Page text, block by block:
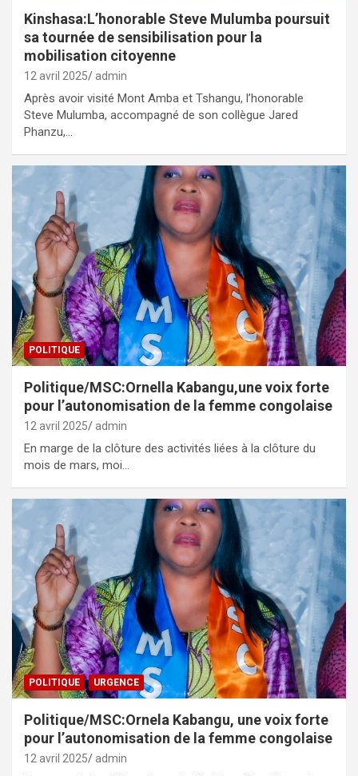
Kinshasa:L’honorable Steve Mulumba poursuit
sa tournée de sensibilisation pour la
mobilisation citoyenne
12 avril 2025 admin
Après avoir visité Mont Amba et Tshangu, l’honorable
Steve Mulumba, accompagné de son collègue Jared
Phanzu,…
POLITIQUE
Politique/MSC:Ornella Kabangu,une voix forte
pour l’autonomisation de la femme congolaise
12 avril 2025 admin
En marge de la clôture des activités liées à la clôture du
mois de mars, moi…
POLITIQUE URGENCE
Politique/MSC:Ornela Kabangu, une voix forte
pour l’autonomisation de la femme congolaise
12 avril 2025 admin